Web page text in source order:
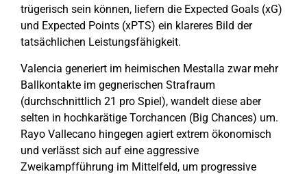
trügerisch sein können, liefern die Expected Goals (xG)
und Expected Points (xPTS) ein klareres Bild der
tatsächlichen Leistungsfähigkeit.
Valencia generiert im heimischen Mestalla zwar mehr
Ballkontakte im gegnerischen Strafraum
(durchschnittlich 21 pro Spiel), wandelt diese aber
selten in hochkarätige Torchancen (Big Chances) um.
Rayo Vallecano hingegen agiert extrem ökonomisch
und verlässt sich auf eine aggressive
Zweikampfführung im Mittelfeld, um progressive